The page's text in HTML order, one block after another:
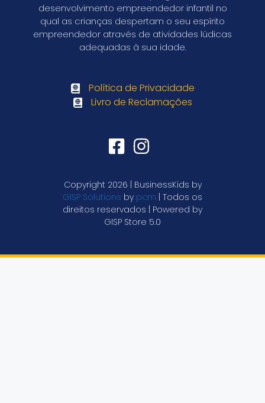
desenvolvimento empreendedor infantil no
qual as crianças despertam o seu espírito
empreendedor através de atividades lúdicas
adequadas à sua idade.
Política de Privacidade
Livro de Reclamações
Copyright 2026 | BusinessKids by
GISP Solutions by pcm | Todos os
direitos reservados | Powered by
GISP Store 5.0